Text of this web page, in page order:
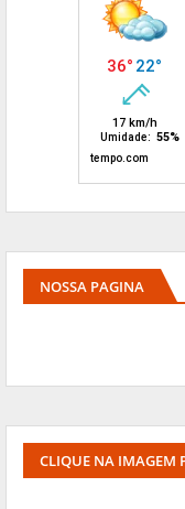
NOSSA PAGINA
CLIQUE NA IMAGEM